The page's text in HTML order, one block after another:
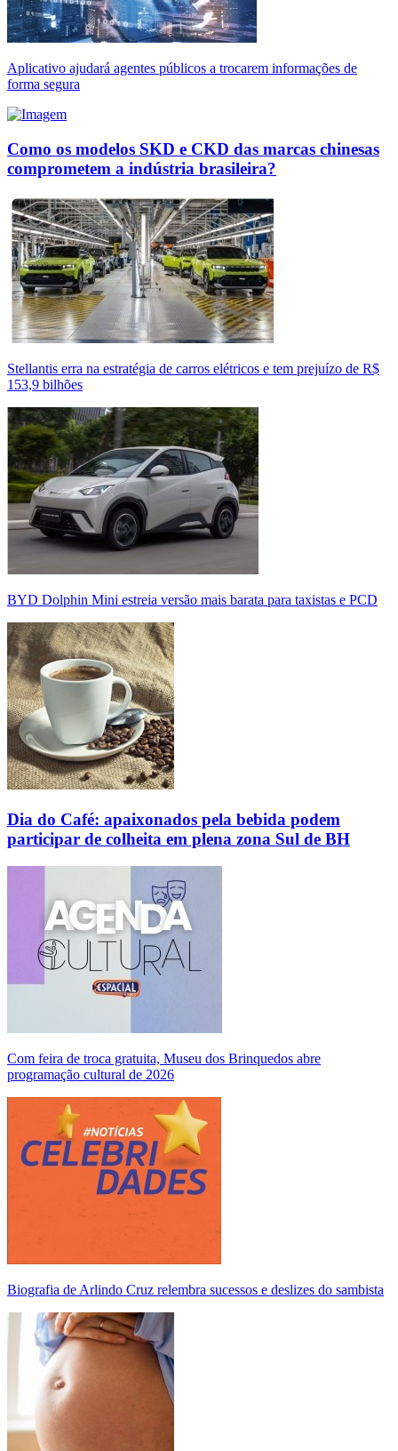
Aplicativo ajudará agentes públicos a trocarem informações de
forma segura
Como os modelos SKD e CKD das marcas chinesas
comprometem a indústria brasileira?
Stellantis erra na estratégia de carros elétricos e tem prejuízo de R$
153,9 bilhões
BYD Dolphin Mini estreia versão mais barata para taxistas e PCD
Dia do Café: apaixonados pela bebida podem
participar de colheita em plena zona Sul de BH
Com feira de troca gratuita, Museu dos Brinquedos abre
programação cultural de 2026
Biografia de Arlindo Cruz relembra sucessos e deslizes do sambista